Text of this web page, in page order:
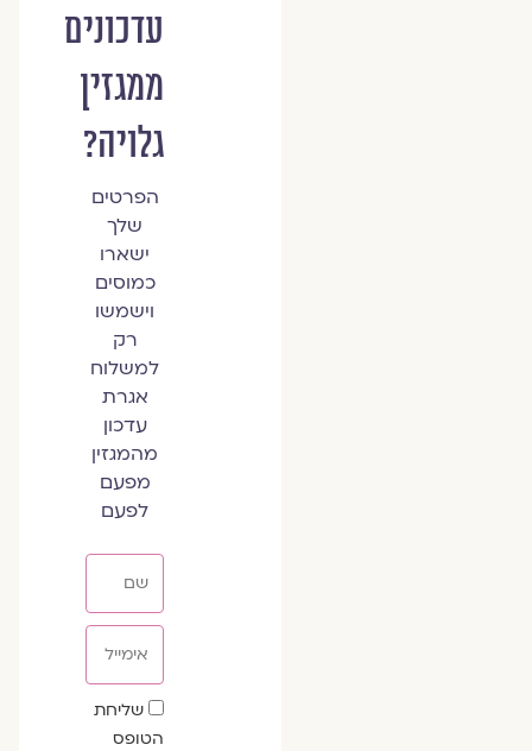
עדכונים
ממגזין
גלויה?
הפרטים
שלך
ישארו
כמוסים
וישמשו
רק
למשלוח
אגרת
עדכון
מהמגזין
מפעם
לפעם
שדה
הסכמה
שליחת
הטופס